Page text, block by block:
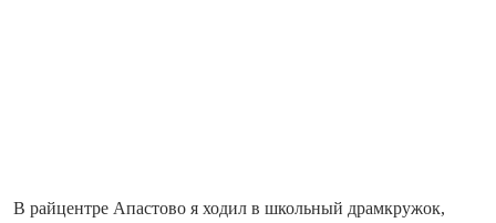
В райцентре Апастово я ходил в школьный драмкружок,